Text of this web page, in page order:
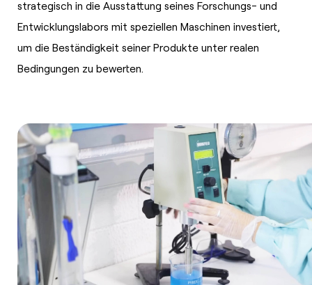
strategisch in die Ausstattung seines Forschungs- und
Entwicklungslabors mit speziellen Maschinen investiert,
um die Beständigkeit seiner Produkte unter realen
Bedingungen zu bewerten.